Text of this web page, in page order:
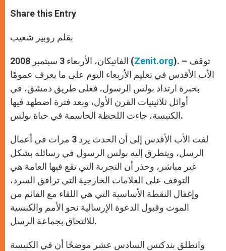
t
s
p
p
s
e
e
e
b
o
k
Share this Entry
بقلم روبير شعيب
الفاتيكان، الأربعاء 3 سبتمبر 2008 (Zenit.org). – توقف
الأب الأقدس في تعليم الأربعاء اليوم على ما يعرف عمومًا
بخبرة ارتداد بولس الرسول. فعلى طريق دمشق، في
أوائل ثلاثينيات القرن الأول، وبعد فترة اضطهد فيها
الكنيسة، جاءت اللحظة الحاسمة في حياة بولس.
لفت الأب الأقدس إلى أن الحدث يرد 3 مرات في أعمال
الرسل، ويتطرق إليه بولس الرسول في رسائله بشكل
غير مباشر، وحذر أن التجربة التي تقع فيها العامة هي
التوقف على العلامات الخارجية التي ترافق السرد،
وإغفال النقطة الأساسية التي هي اللقاء مع القائم من
الموت وقبول الدعوة الإرسالية نحو الأمم والكنسية
للالتحاق بجماعة الرسل.
وانطلق بندكتس السادس عشر موضحًا أن في الكنيسة